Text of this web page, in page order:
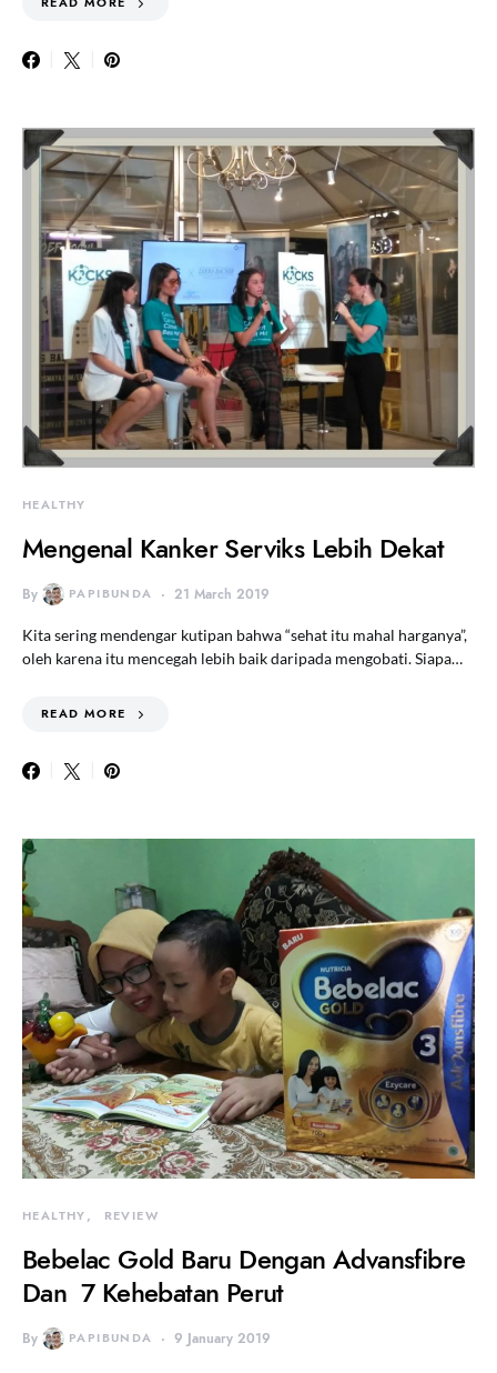
HEALTHY
Mengenal Kanker Serviks Lebih Dekat
By PAPIBUNDA 21 March 2019
Kita sering mendengar kutipan bahwa “sehat itu mahal harganya”,
oleh karena itu mencegah lebih baik daripada mengobati. Siapa…
READ MORE
HEALTHY REVIEW
Bebelac Gold Baru Dengan Advansfibre
Dan 7 Kehebatan Perut
By PAPIBUNDA 9 January 2019